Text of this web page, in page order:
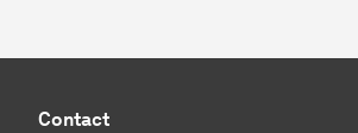
Contact